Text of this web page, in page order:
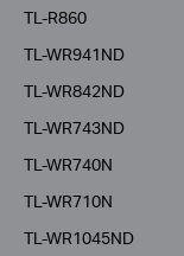
TL-R860
TL-WR941ND
TL-WR842ND
TL-WR743ND
TL-WR740N
TL-WR710N
TL-WR1045ND